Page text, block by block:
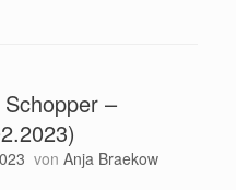
–
von Anja Braekow